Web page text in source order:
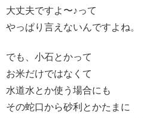
大丈夫ですよ〜♪って
やっぱり言えないんですよね。
でも、小石とかって
お米だけではなくて
水道水とか使う場合にも
その蛇口から砂利とかたまに